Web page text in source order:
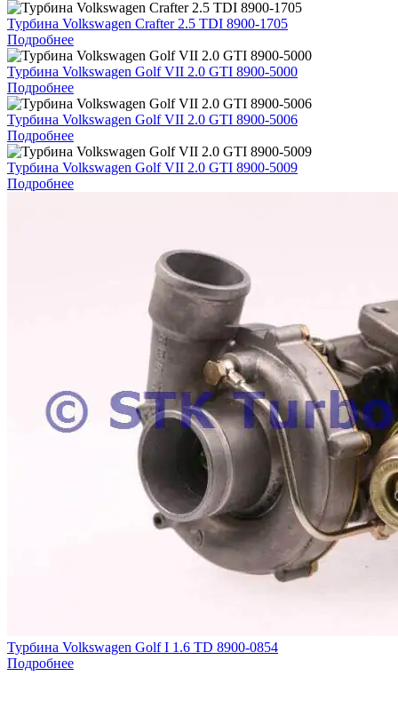
Турбина Volkswagen Crafter 2.5 TDI 8900-1705
Подробнее
Турбина Volkswagen Golf VII 2.0 GTI 8900-5000
Подробнее
Турбина Volkswagen Golf VII 2.0 GTI 8900-5006
Подробнее
Турбина Volkswagen Golf VII 2.0 GTI 8900-5009
Подробнее
Турбина Volkswagen Golf I 1.6 TD 8900-0854
Подробнее